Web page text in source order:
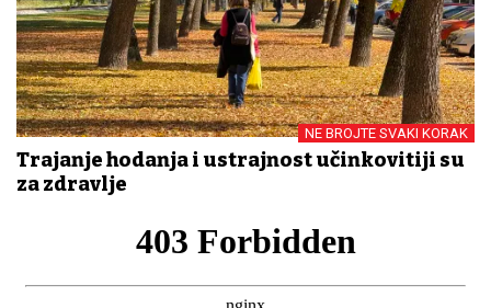
NE BROJTE SVAKI KORAK
Trajanje hodanja i ustrajnost učinkovitiji su
za zdravlje